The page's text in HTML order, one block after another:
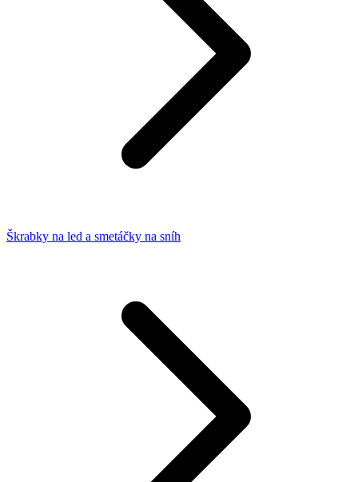
Škrabky na led a smetáčky na sníh